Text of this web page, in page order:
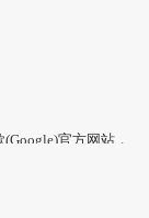
官方网站，